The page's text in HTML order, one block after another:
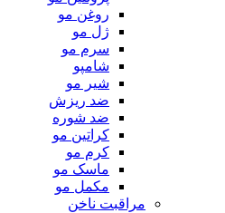
روغن مو
ژل مو
سرم مو
شامپو
شیر مو
ضد ریزش
ضد شوره
کراتین مو
کرم مو
ماسک مو
مکمل مو
مراقبت ناخن